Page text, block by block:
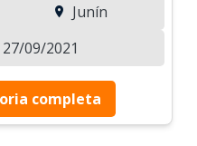
Junín
09/2021
completa